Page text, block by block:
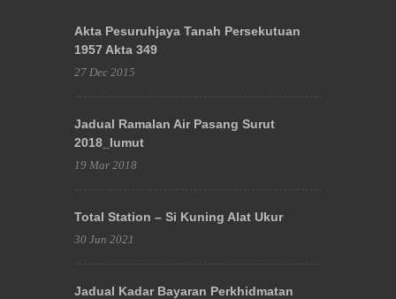
Akta Pesuruhjaya Tanah Persekutuan
1957 Akta 349
27 Dec 2015
Jadual Ramalan Air Pasang Surut
2018_lumut
19 Mar 2018
Total Station – Si Kuning Alat Ukur
30 Jun 2021
Jadual Kadar Bayaran Perkhidmatan